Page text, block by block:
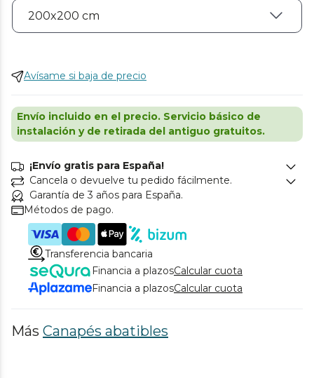
Avísame si baja de precio
Envío incluido en el precio. Servicio básico de
instalación y de retirada del antiguo gratuitos.
¡Envío gratis para España!
Cancela o devuelve tu pedido fácilmente.
Garantía de 3 años para España.
Métodos de pago.
Transferencia bancaria
Financia a plazosCalcular cuota
Financia a plazosCalcular cuota
Más Canapés abatibles